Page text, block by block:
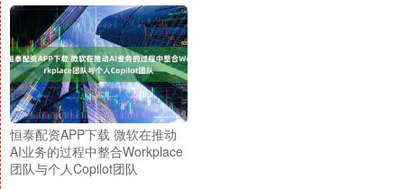
恒泰配资APP下载 微软在推动
AI业务的过程中整合Workplace
团队与个人Copilot团队